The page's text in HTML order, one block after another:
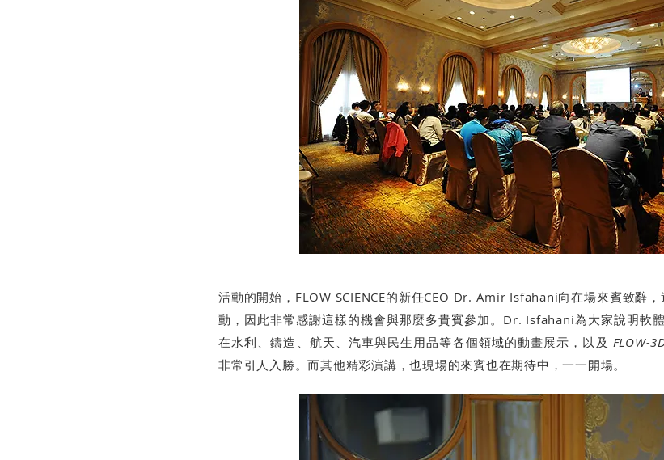
活動的開始，FLOW SCIENCE的新任CEO Dr. Amir Isfahani向在場來賓致辭
動，因此非常感謝這樣的機會與那麼多貴賓參加。Dr. Isfahani為大家說明軟
在水利、鑄造、航天、汽車與民生用品等各個領域的動畫展示，以及 FLOW-
非常引人入勝。而其他精彩演講，也現場的來賓也在期待中，一一開場。